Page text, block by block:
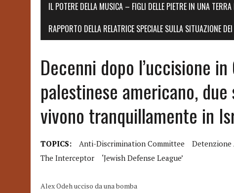
IL POTERE DELLA MUSICA – FIGLI DELLE PIETRE IN UNA TERRA
RAPPORTO DELLA RELATRICE SPECIALE SULLA SITUAZIONE
Decenni dopo l’uccisione
palestinese americano,
vivono tranquillamente in
TOPICS: Anti-Discrimination Committee Detenzione
The Interceptor
‘Jewish Defense League’
Alex Odeh ucciso da una bomba